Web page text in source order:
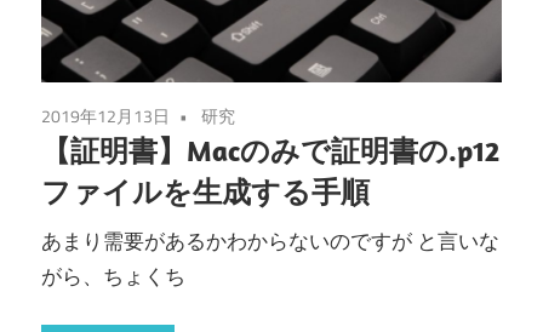
2019年12月13日 研究
【証明書】Macのみで証明書の.p12
ファイルを生成する手順
あまり需要があるかわからないのですが と言いな
がら、ちょくち